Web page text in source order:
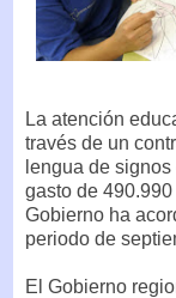
La atención
través de un
lengua de
gasto de
Gobierno ha
periodo de
El Gobierno